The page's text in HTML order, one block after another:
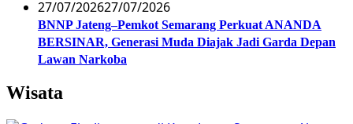
27/07/202627/07/2026
BNNP Jateng–Pemkot Semarang Perkuat ANANDA
BERSINAR, Generasi Muda Diajak Jadi Garda Depan
Lawan Narkoba
Wisata